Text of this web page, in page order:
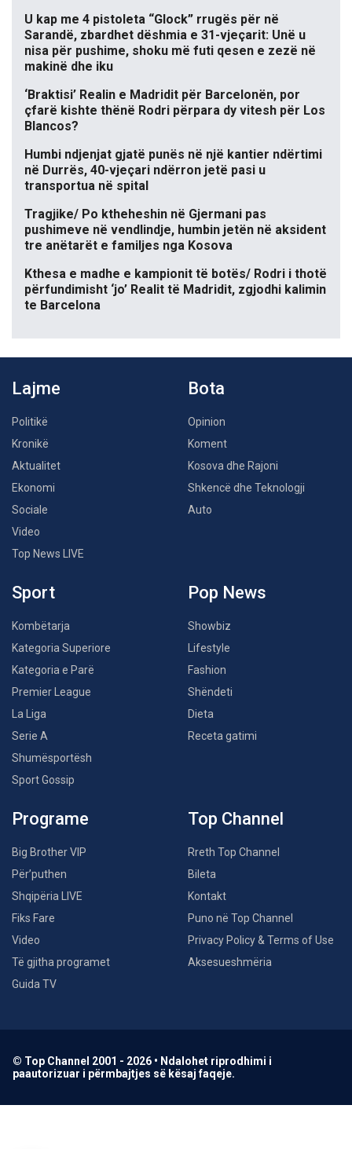
U kap me 4 pistoleta “Glock” rrugës për në
Sarandë, zbardhet dëshmia e 31-vjeçarit: Unë u
nisa për pushime, shoku më futi qesen e zezë në
makinë dhe iku
‘Braktisi’ Realin e Madridit për Barcelonën, por
çfarë kishte thënë Rodri përpara dy vitesh për Los
Blancos?
Humbi ndjenjat gjatë punës në një kantier ndërtimi
në Durrës, 40-vjeçari ndërron jetë pasi u
transportua në spital
Tragjike/ Po ktheheshin në Gjermani pas
pushimeve në vendlindje, humbin jetën në aksident
tre anëtarët e familjes nga Kosova
Kthesa e madhe e kampionit të botës/ Rodri i thotë
përfundimisht ‘jo’ Realit të Madridit, zgjodhi kalimin
te Barcelona
Lajme
Politikë
Kronikë
Aktualitet
Ekonomi
Sociale
Video
Top News LIVE
Bota
Opinion
Koment
Kosova dhe Rajoni
Shkencë dhe Teknologji
Auto
Sport
Kombëtarja
Kategoria Superiore
Kategoria e Parë
Premier League
La Liga
Serie A
Shumësportësh
Sport Gossip
Pop News
Showbiz
Lifestyle
Fashion
Shëndeti
Dieta
Receta gatimi
Programe
Big Brother VIP
Për’puthen
Shqipëria LIVE
Fiks Fare
Video
Të gjitha programet
Guida TV
Top Channel
Rreth Top Channel
Bileta
Kontakt
Puno në Top Channel
Privacy Policy & Terms of Use
Aksesueshmëria
© Top Channel 2001 - 2026 • Ndalohet riprodhimi i
paautorizuar i përmbajtjes së kësaj faqeje.